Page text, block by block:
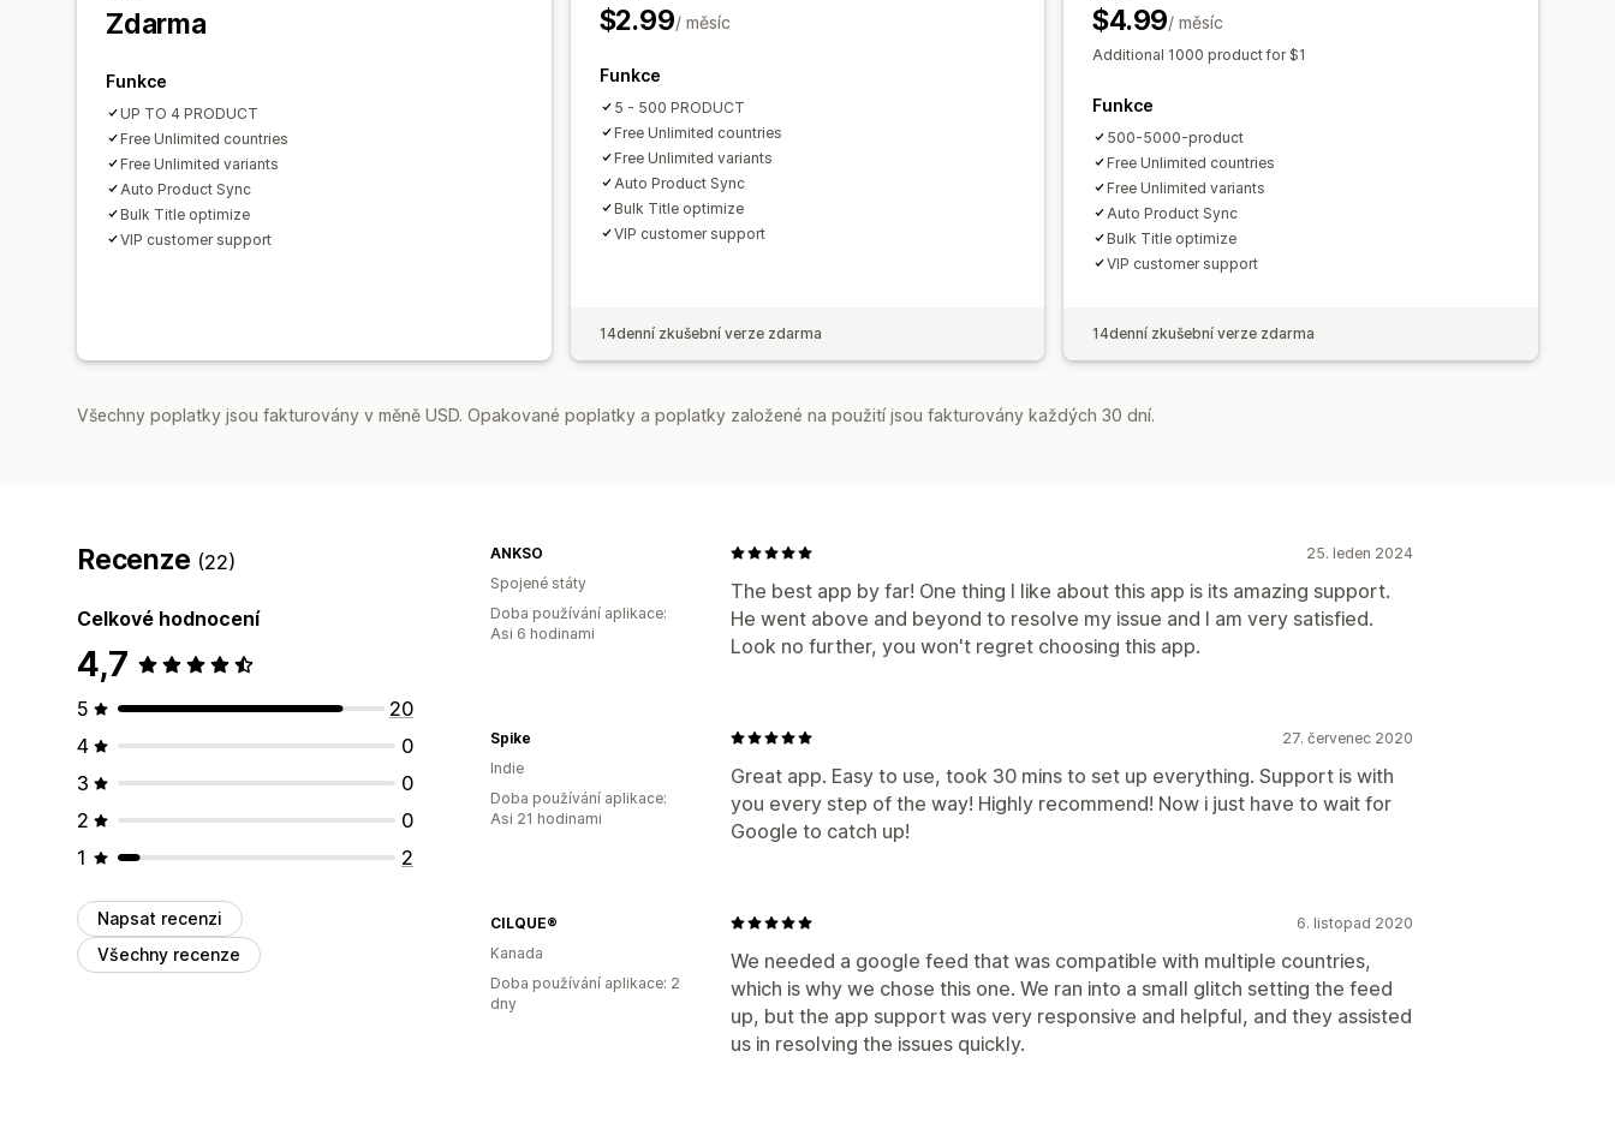
Zdarma
Funkce
UP TO 4 PRODUCT
Free Unlimited countries
Free Unlimited variants
Auto Product Sync
Bulk Title optimize
VIP customer support
$2.99/ měsíc
Funkce
5 - 500 PRODUCT
Free Unlimited countries
Free Unlimited variants
Auto Product Sync
Bulk Title optimize
VIP customer support
14denní zkušební verze zdarma
$4.99/ měsíc
Additional 1000 product for $1
Funkce
500-5000-product
Free Unlimited countries
Free Unlimited variants
Auto Product Sync
Bulk Title optimize
VIP customer support
14denní zkušební verze zdarma
Všechny poplatky jsou fakturovány v měně USD. Opakované poplatky a poplatky založené na použití jsou fakturovány každých 30 dní.
Recenze (22)
Celkové hodnocení
4,7
5
20
4
0
3
0
2
0
1
2
Napsat recenzi
Všechny recenze
25. leden 2024
The best app by far! One thing I like about this app is its amazing support.
He went above and beyond to resolve my issue and I am very satisfied.
Look no further, you won't regret choosing this app.
ANKSO
Spojené státy
Doba používání aplikace:
Asi 6 hodinami
27. červenec 2020
Great app. Easy to use, took 30 mins to set up everything. Support is with
you every step of the way! Highly recommend! Now i just have to wait for
Google to catch up!
Spike
Indie
Doba používání aplikace:
Asi 21 hodinami
6. listopad 2020
We needed a google feed that was compatible with multiple countries,
which is why we chose this one. We ran into a small glitch setting the feed
up, but the app support was very responsive and helpful, and they assisted
us in resolving the issues quickly.
CILQUE®
Kanada
Doba používání aplikace: 2
dny